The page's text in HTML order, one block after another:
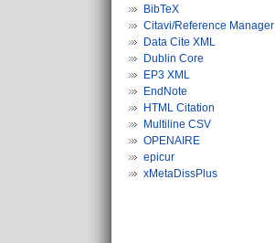
BibTeX
Citavi/Reference Manager
Data Cite XML
Dublin Core
EP3 XML
EndNote
HTML Citation
Multiline CSV
OPENAIRE
epicur
xMetaDissPlus